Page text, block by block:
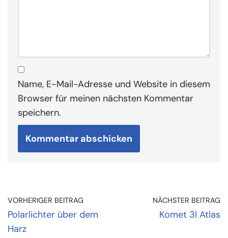
Name, E-Mail-Adresse und Website in diesem
Browser für meinen nächsten Kommentar
speichern.
VORHERIGER BEITRAG
Polarlichter über dem
Harz
NÄCHSTER BEITRAG
Komet 3I Atlas